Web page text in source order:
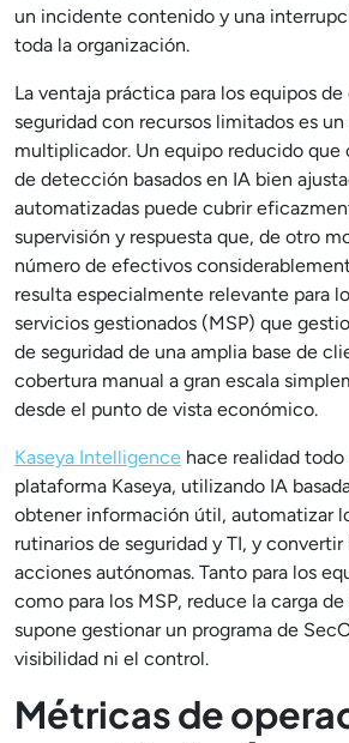
un incidente contenido y una
toda la organización.
La ventaja práctica para los equipos
seguridad con recursos limitados es
multiplicador. Un equipo reducido que
de detección basados en IA bien
automatizadas puede cubrir
supervisión y respuesta que, de otro
número de efectivos
resulta especialmente relevante para
servicios gestionados (MSP) que
de seguridad de una amplia base de
cobertura manual a gran escala
desde el punto de vista económico.
Kaseya Intelligence hace realidad
plataforma Kaseya, utilizando IA
obtener información útil, automatizar
rutinarios de seguridad y TI, y
acciones autónomas. Tanto para los
como para los MSP, reduce la carga
supone gestionar un programa de
visibilidad ni el control.
Métricas de